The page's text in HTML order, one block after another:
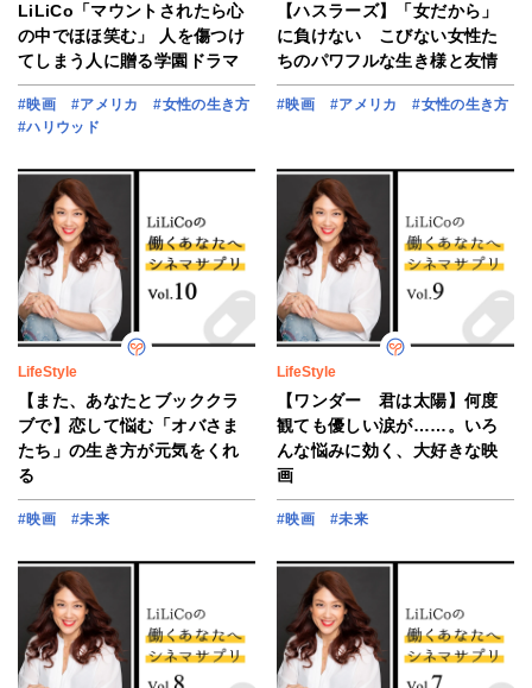
LiLiCo「マウントされたら心
の中でほほ笑む」 人を傷つけ
てしまう人に贈る学園ドラマ
#映画 #アメリカ
#女性の生き方
#ハリウッド
【ハスラーズ】「女だから」
に負けない こびない女性た
ちのパワフルな生き様と友情
#映画 #アメリカ #女性の生き方
LifeStyle
【また、あなたとブッククラ
ブで】恋して悩む「オバさま
たち」の生き方が元気をくれ
る
#映画 #未来
LifeStyle
【ワンダー 君は太陽】何度
観ても優しい涙が……。いろ
んな悩みに効く、大好きな映
画
#映画 #未来